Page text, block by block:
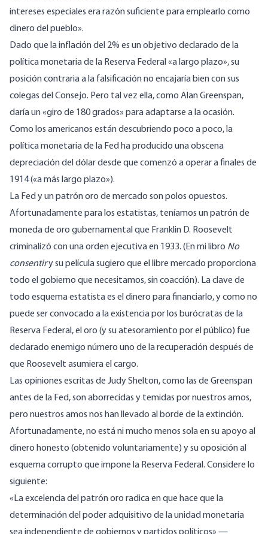
intereses especiales era razón suficiente para emplearlo como
dinero del pueblo».
Dado que la inflación del 2% es unobjetivo declarado de la
política monetaria de la Reserva Federal «a largo plazo», su
posición contraria a la falsificación no encajaría bien con sus
colegas del Consejo. Pero tal vez ella, como Alan Greenspan,
daría un «giro de 180 grados» para adaptarse a la ocasión.
Como los americanos están descubriendo poco a poco, la
política monetaria de la Fed ha producido una obscena
depreciación del dólardesde que comenzó a operar a finales de
1914 («a más largo plazo»).
La Fed y un patrón oro de mercado son polos opuestos.
Afortunadamente para los estatistas, teníamos un patrón de
moneda de oro gubernamental que Franklin D. Roosevelt
criminalizó con unaorden ejecutivaen 1933. (En mi libro No
consentiry supelículasugiero que el libre mercado proporciona
todo el gobierno que necesitamos, sin coacción). La clave de
todo esquema estatista es el dinero para financiarlo, y como no
puede ser convocado a la existencia por los burócratas de la
Reserva Federal, el oro (y suatesoramiento por el público) fue
declarado enemigo número uno de la recuperacióndespués de
que Roosevelt asumiera el cargo.
Las opiniones escritas de Judy Shelton, como las de Greenspan
antes de la Fed, son aborrecidas y temidas por nuestros amos,
pero nuestros amos nos han llevado al borde de la extinción.
Afortunadamente, no está ni mucho menos sola en su apoyo al
dinero honesto (obtenido voluntariamente) y su oposición al
esquema corrupto que impone la Reserva Federal. Considere lo
siguiente:
«La excelencia del patrón oro radica en que hace que la
determinación del poder adquisitivo de la unidad monetaria